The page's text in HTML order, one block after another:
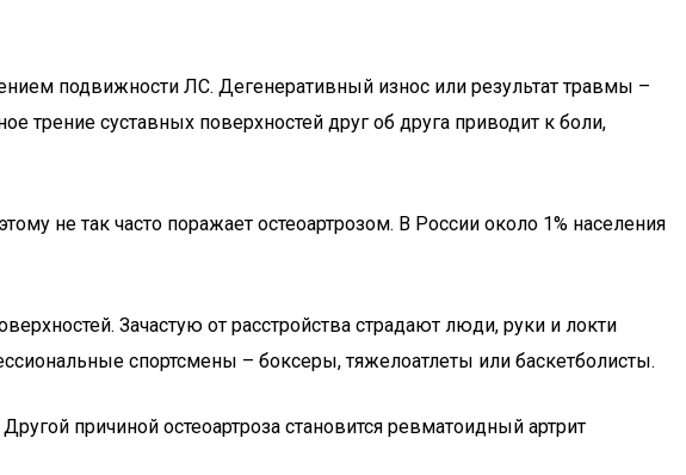
подвижности ЛС. Дегенеративный износ или результат травмы –
трение суставных поверхностей друг об друга приводит к боли,
не так часто поражает остеоартрозом. В России около 1% населения
Зачастую от расстройства страдают люди, руки и локти
спортсмены – боксеры, тяжелоатлеты или баскетболисты.
причиной остеоартроза становится ревматоидный артрит